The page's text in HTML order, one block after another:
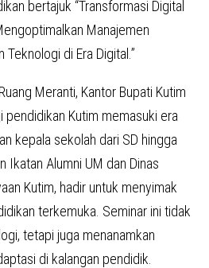
bertajuk “Transformasi Digital
Manajemen
Teknologi di Era Digital.”
Meranti, Kantor Bupati Kutim
pendidikan Kutim memasuki era
kepala sekolah dari SD hingga
Ikatan Alumni UM dan Dinas
Kutim, hadir untuk menyimak
terkemuka. Seminar ini tidak
tetapi juga menanamkan
di kalangan pendidik.